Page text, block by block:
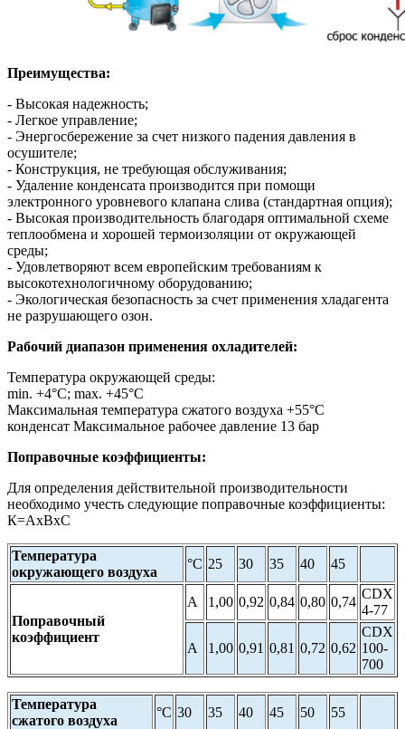
Преимущества:
- Высокая надежность;
- Легкое управление;
- Энергосбережение за счет низкого падения давления в
осушителе;
- Конструкция, не требующая обслуживания;
- Удаление конденсата производится при помощи
электронного уровневого клапана слива (стандартная опция);
- Высокая производительность благодаря оптимальной схеме
теплообмена и хорошей термоизоляции от окружающей
среды;
- Удовлетворяют всем европейским требованиям к
высокотехнологичному оборудованию;
- Экологическая безопасность за счет применения хладагента
не разрушающего озон.
Рабочий диапазон применения охладителей:
Температура окружающей среды:
min. +4°С; max. +45°С
Максимальная температура сжатого воздуха +55°С
конденсат Максимальное рабочее давление 13 бар
Поправочные коэффициенты:
Для определения действительной производительности
необходимо учесть следующие поправочные коэффициенты:
К=АхВхС
Температура
окружающего воздуха
°С 25 30 35 40 45
Поправочный
коэффициент
А 1,00 0,92 0,84 0,80 0,74
CDX
4-77
А 1,00 0,91 0,81 0,72 0,62
CDX
100-
700
Температура
сжатого воздуха
°С 30 35 40 45 50 55